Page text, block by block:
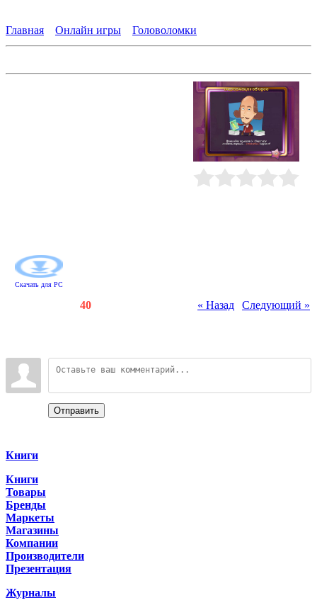
Главная
Онлайн игры Головоломки
Скачать для PC
« Назад Следующий »
40
Отправить
Книги
Книги
Товары
Бренды
Маркеты
Магазины
Компании
Производители
Презентация
Журналы